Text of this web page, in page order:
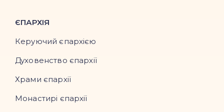
ЄПАРХІЯ
Керуючий єпархією
Духовенство єпархії
Храми єпархії
Монастирі єпархії